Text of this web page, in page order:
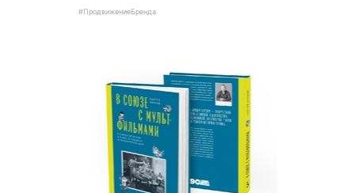
#ПродвижениеБренда